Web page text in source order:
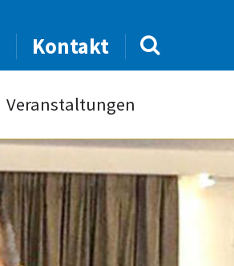
Kontakt
Veranstaltungen